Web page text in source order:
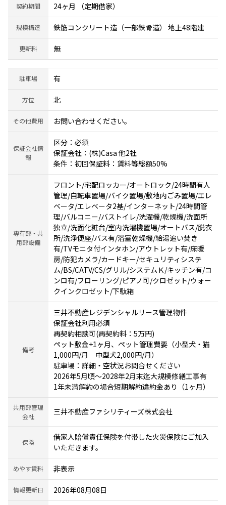
契約期間 24ヶ月 （定期借家）
規模構造 鉄筋コンクリート造（一部鉄骨造） 地上48階建
更新料 無
駐車場 有
方位 北
その他費用 お問い合わせください。
保証会社情
報
区分：必須
保証会社：(株)Casa 他2社
条件：初回保証料：賃料等総額50%
専有部・共
用部設備
フロント/宅配ロッカー/オートロック/24時間有人
管理/自転車置場/バイク置場/敷地内ごみ置場/エレ
ベータ/エレベータ2基/インターネット/24時間管
理/バルコニー/バストイレ/洗濯機/乾燥機/洗面所
独立/洗面化粧台/室内洗濯機置場/オートバス/脱衣
所/洗浄便座/バス有/浴室乾燥機/給湯追い焚き
有/TVモニタ付インタホン/アウトレット有/床暖
房/防犯カメラ/カードキー/セキュリティシステ
ム/BS/CATV/CS/グリル/システムＫ/キッチン有/コ
ンロ有/フローリング/ピアノ可/クロゼット/ウォー
クインクロゼット/下駄箱
備考
三井不動産レジデンシャルリース管理物件
保証会社利用必須
再契約相談可(再契約料：5万円)
ペット敷金+1ヶ月、ペット管理費要（小型犬・猫
1,000円/月 中型犬2,000円/月）
駐車場：詳細・空状況お問合せください
2026年5月頃～2028年2月末迄大規模修繕工事有
1年未満解約の場合短期解約違約金あり（1ヶ月）
共用部管理
会社
三井不動産ファシリティーズ株式会社
保険
借家人賠償責任保険を付帯した火災保険にご加入
いただきます。
めやす賃料 非表示
情報更新日 2026年08月08日